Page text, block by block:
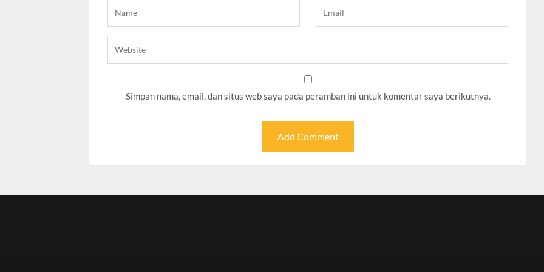
Simpan nama, email, dan situs web saya pada peramban ini untuk komentar saya berikutnya.